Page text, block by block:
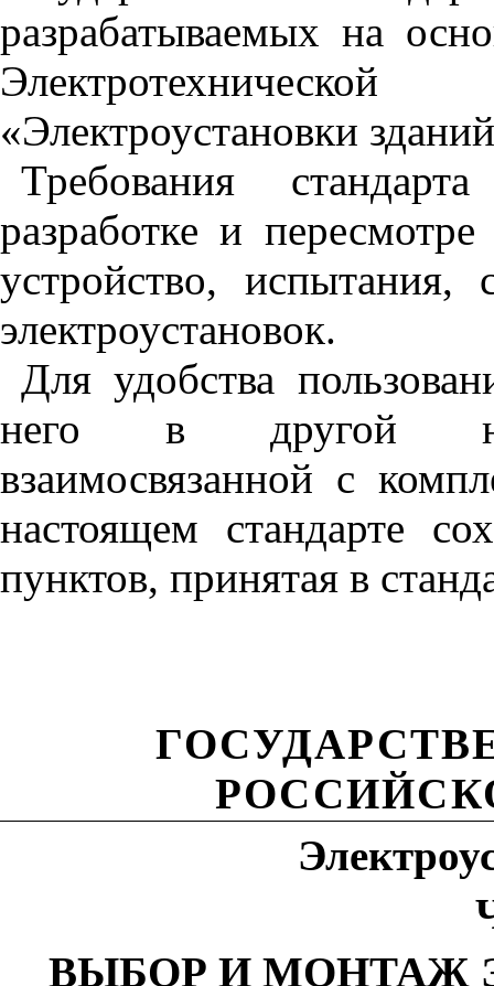
разрабатываемых на
«Электроустановки
Требования
разработке и
устройство, испытания,
электроустановок.
Для удобства
него в другой
взаимосвязанной с
настоящем стандарте
пунктов, принятая в
ВЫБОР И МОНТАЖ